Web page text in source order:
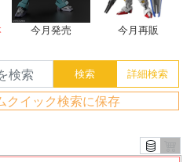
今月発売 今月再販
クイック検索に保存